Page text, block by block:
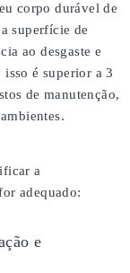
corpo durável de
superfície de
ao desgaste e
é superior a 3
de manutenção,
a
adequado:
e